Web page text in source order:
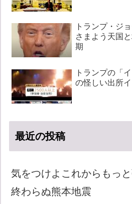
トランプ・ジ
さまよう天国
期
トランプの「
の怪しい出所
最近の投稿
気をつけよこれからもっ
終わらぬ熊本地震